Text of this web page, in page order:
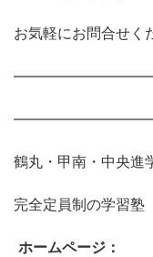
お気軽にお問合せく
鶴丸・甲南・中央進
完全定員制の学習塾
ホームページ：